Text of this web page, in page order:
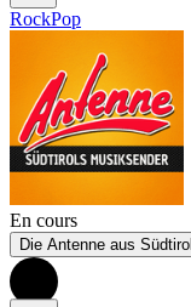
RockPop
En cours
Die Antenne aus Südtirol